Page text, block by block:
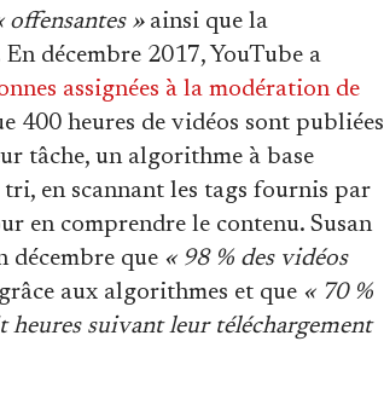
offensantes »ainsi que la
décembre 2017, YouTube a
assignées à la modération de
400 heures de vidéos sont publiées
tâche, un algorithme à base
en scannant les tags fournis par
en comprendre le contenu. Susan
décembre que « 98 % des vidéos
aux algorithmes et que « 70 %
heures suivant leur téléchargement